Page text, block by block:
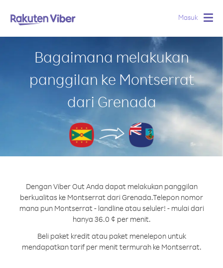
Masuk
Bagaimana melakukan
panggilan ke Montserrat
dari Grenada
Dengan Viber Out Anda dapat melakukan panggilan
berkualitas ke Montserrat dari Grenada.Telepon nomor
mana pun Montserrat - landline atau seluler! - mulai dari
hanya 36.0 ¢ per menit.
Beli paket kredit atau paket menelepon untuk
mendapatkan tarif per menit termurah ke Montserrat.